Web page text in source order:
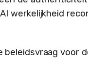
werkelijkheid
voor